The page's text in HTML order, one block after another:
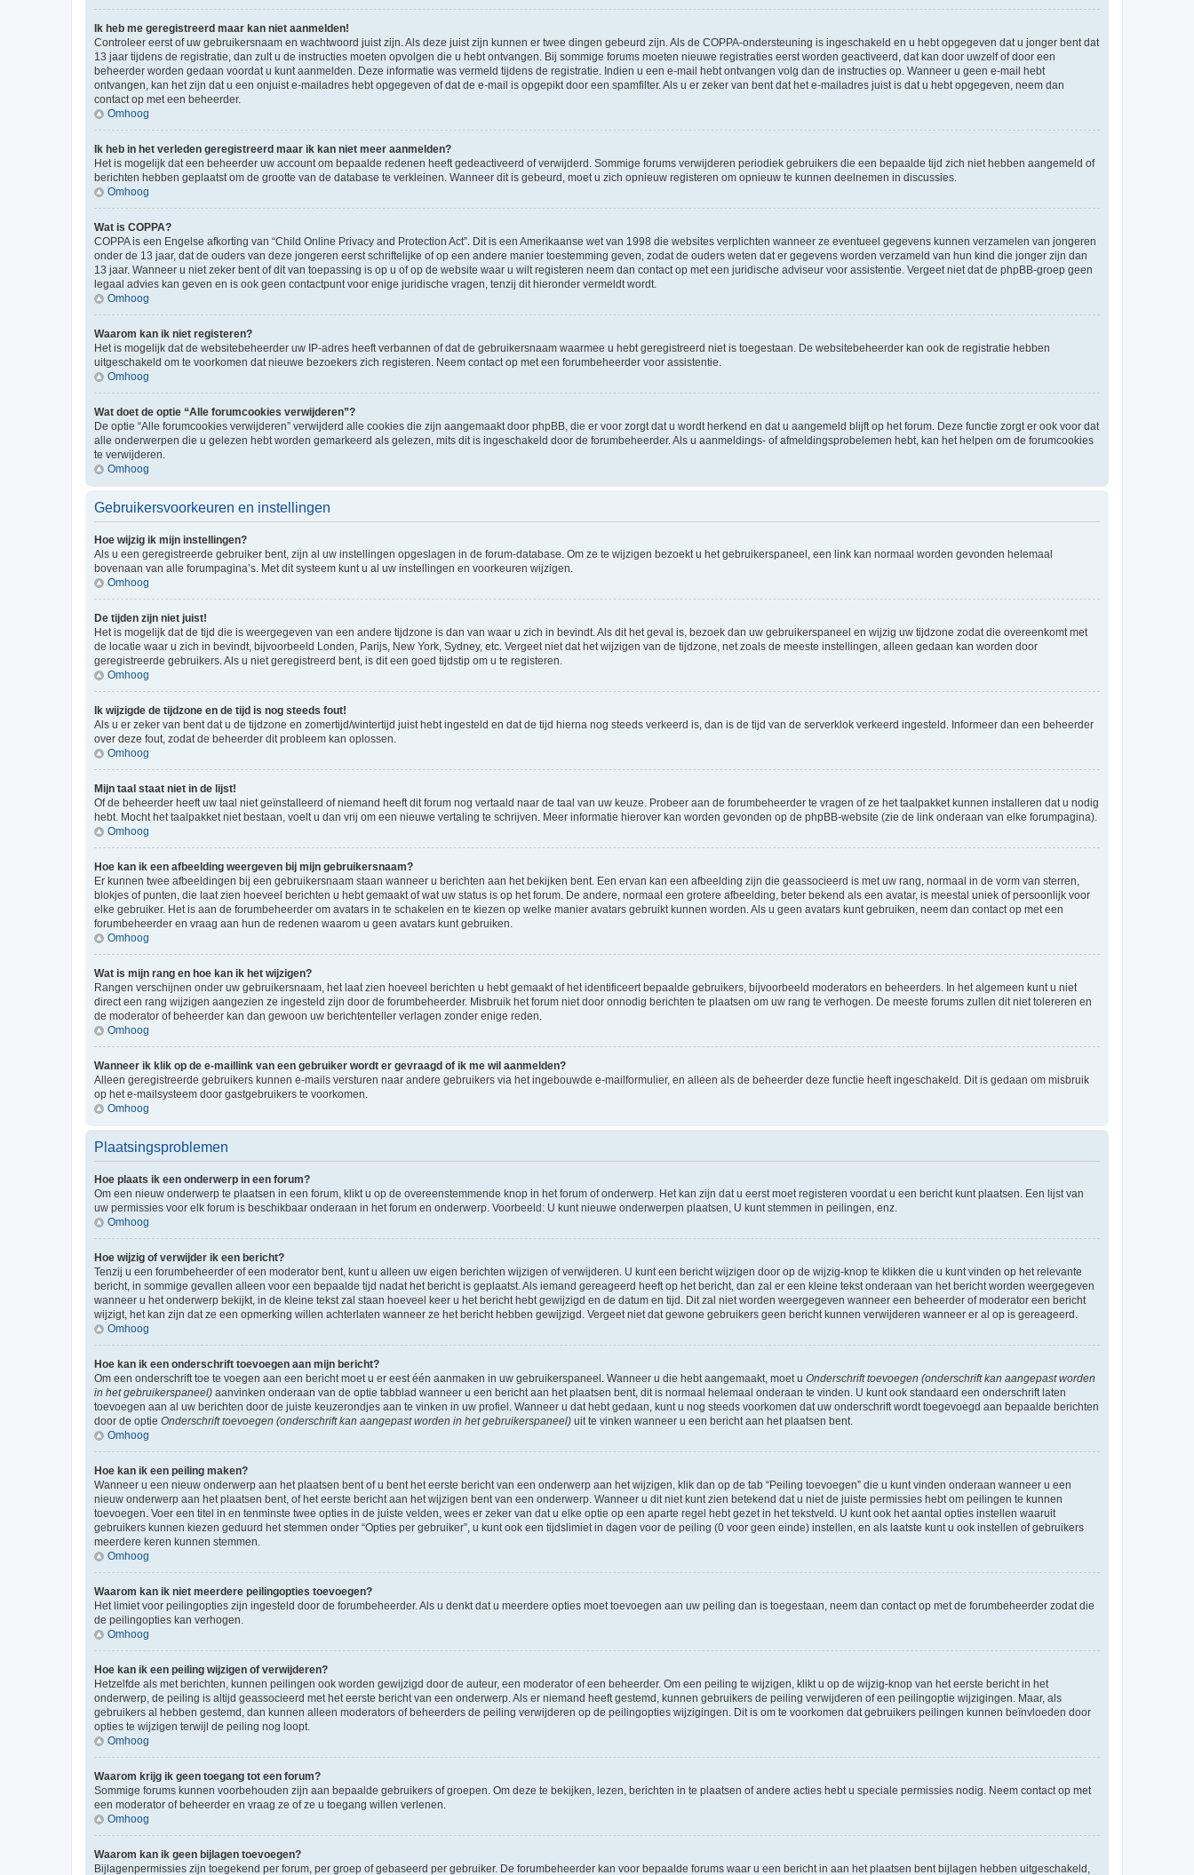
Ik heb me geregistreerd maar kan niet aanmelden!
Controleer eerst of uw gebruikersnaam en wachtwoord juist zijn. Als deze juist zijn kunnen er twee dingen gebeurd zijn. Als de COPPA-ondersteuning is ingeschakeld en u hebt opgegeven dat u jonger bent dat
13 jaar tijdens de registratie, dan zult u de instructies moeten opvolgen die u hebt ontvangen. Bij sommige forums moeten nieuwe registraties eerst worden geactiveerd, dat kan door uwzelf of door een
beheerder worden gedaan voordat u kunt aanmelden. Deze informatie was vermeld tijdens de registratie. Indien u een e-mail hebt ontvangen volg dan de instructies op. Wanneer u geen e-mail hebt
ontvangen, kan het zijn dat u een onjuist e-mailadres hebt opgegeven of dat de e-mail is opgepikt door een spamfilter. Als u er zeker van bent dat het e-mailadres juist is dat u hebt opgegeven, neem dan
contact op met een beheerder.
Omhoog
Ik heb in het verleden geregistreerd maar ik kan niet meer aanmelden?
Het is mogelijk dat een beheerder uw account om bepaalde redenen heeft gedeactiveerd of verwijderd. Sommige forums verwijderen periodiek gebruikers die een bepaalde tijd zich niet hebben aangemeld of
berichten hebben geplaatst om de grootte van de database te verkleinen. Wanneer dit is gebeurd, moet u zich opnieuw registeren om opnieuw te kunnen deelnemen in discussies.
Omhoog
Wat is COPPA?
COPPA is een Engelse afkorting van “Child Online Privacy and Protection Act”. Dit is een Amerikaanse wet van 1998 die websites verplichten wanneer ze eventueel gegevens kunnen verzamelen van jongeren
onder de 13 jaar, dat de ouders van deze jongeren eerst schriftelijke of op een andere manier toestemming geven, zodat de ouders weten dat er gegevens worden verzameld van hun kind die jonger zijn dan
13 jaar. Wanneer u niet zeker bent of dit van toepassing is op u of op de website waar u wilt registeren neem dan contact op met een juridische adviseur voor assistentie. Vergeet niet dat de phpBB-groep geen
legaal advies kan geven en is ook geen contactpunt voor enige juridische vragen, tenzij dit hieronder vermeldt wordt.
Omhoog
Waarom kan ik niet registeren?
Het is mogelijk dat de websitebeheerder uw IP-adres heeft verbannen of dat de gebruikersnaam waarmee u hebt geregistreerd niet is toegestaan. De websitebeheerder kan ook de registratie hebben
uitgeschakeld om te voorkomen dat nieuwe bezoekers zich registeren. Neem contact op met een forumbeheerder voor assistentie.
Omhoog
Wat doet de optie “Alle forumcookies verwijderen”?
De optie “Alle forumcookies verwijderen” verwijderd alle cookies die zijn aangemaakt door phpBB, die er voor zorgt dat u wordt herkend en dat u aangemeld blijft op het forum. Deze functie zorgt er ook voor dat
alle onderwerpen die u gelezen hebt worden gemarkeerd als gelezen, mits dit is ingeschakeld door de forumbeheerder. Als u aanmeldings- of afmeldingsprobelemen hebt, kan het helpen om de forumcookies
te verwijderen.
Omhoog
Gebruikersvoorkeuren en instellingen
Hoe wijzig ik mijn instellingen?
Als u een geregistreerde gebruiker bent, zijn al uw instellingen opgeslagen in de forum-database. Om ze te wijzigen bezoekt u het gebruikerspaneel, een link kan normaal worden gevonden helemaal
bovenaan van alle forumpagina’s. Met dit systeem kunt u al uw instellingen en voorkeuren wijzigen.
Omhoog
De tijden zijn niet juist!
Het is mogelijk dat de tijd die is weergegeven van een andere tijdzone is dan van waar u zich in bevindt. Als dit het geval is, bezoek dan uw gebruikerspaneel en wijzig uw tijdzone zodat die overeenkomt met
de locatie waar u zich in bevindt, bijvoorbeeld Londen, Parijs, New York, Sydney, etc. Vergeet niet dat het wijzigen van de tijdzone, net zoals de meeste instellingen, alleen gedaan kan worden door
geregistreerde gebruikers. Als u niet geregistreerd bent, is dit een goed tijdstip om u te registeren.
Omhoog
Ik wijzigde de tijdzone en de tijd is nog steeds fout!
Als u er zeker van bent dat u de tijdzone en zomertijd/wintertijd juist hebt ingesteld en dat de tijd hierna nog steeds verkeerd is, dan is de tijd van de serverklok verkeerd ingesteld. Informeer dan een beheerder
over deze fout, zodat de beheerder dit probleem kan oplossen.
Omhoog
Mijn taal staat niet in de lijst!
Of de beheerder heeft uw taal niet geïnstalleerd of niemand heeft dit forum nog vertaald naar de taal van uw keuze. Probeer aan de forumbeheerder te vragen of ze het taalpakket kunnen installeren dat u nodig
hebt. Mocht het taalpakket niet bestaan, voelt u dan vrij om een nieuwe vertaling te schrijven. Meer informatie hierover kan worden gevonden op de phpBB-website (zie de link onderaan van elke forumpagina).
Omhoog
Hoe kan ik een afbeelding weergeven bij mijn gebruikersnaam?
Er kunnen twee afbeeldingen bij een gebruikersnaam staan wanneer u berichten aan het bekijken bent. Een ervan kan een afbeelding zijn die geassocieerd is met uw rang, normaal in de vorm van sterren,
blokjes of punten, die laat zien hoeveel berichten u hebt gemaakt of wat uw status is op het forum. De andere, normaal een grotere afbeelding, beter bekend als een avatar, is meestal uniek of persoonlijk voor
elke gebruiker. Het is aan de forumbeheerder om avatars in te schakelen en te kiezen op welke manier avatars gebruikt kunnen worden. Als u geen avatars kunt gebruiken, neem dan contact op met een
forumbeheerder en vraag aan hun de redenen waarom u geen avatars kunt gebruiken.
Omhoog
Wat is mijn rang en hoe kan ik het wijzigen?
Rangen verschijnen onder uw gebruikersnaam, het laat zien hoeveel berichten u hebt gemaakt of het identificeert bepaalde gebruikers, bijvoorbeeld moderators en beheerders. In het algemeen kunt u niet
direct een rang wijzigen aangezien ze ingesteld zijn door de forumbeheerder. Misbruik het forum niet door onnodig berichten te plaatsen om uw rang te verhogen. De meeste forums zullen dit niet tolereren en
de moderator of beheerder kan dan gewoon uw berichtenteller verlagen zonder enige reden.
Omhoog
Wanneer ik klik op de e-maillink van een gebruiker wordt er gevraagd of ik me wil aanmelden?
Alleen geregistreerde gebruikers kunnen e-mails versturen naar andere gebruikers via het ingebouwde e-mailformulier, en alleen als de beheerder deze functie heeft ingeschakeld. Dit is gedaan om misbruik
op het e-mailsysteem door gastgebruikers te voorkomen.
Omhoog
Plaatsingsproblemen
Hoe plaats ik een onderwerp in een forum?
Om een nieuw onderwerp te plaatsen in een forum, klikt u op de overeenstemmende knop in het forum of onderwerp. Het kan zijn dat u eerst moet registeren voordat u een bericht kunt plaatsen. Een lijst van
uw permissies voor elk forum is beschikbaar onderaan in het forum en onderwerp. Voorbeeld: U kunt nieuwe onderwerpen plaatsen, U kunt stemmen in peilingen, enz.
Omhoog
Hoe wijzig of verwijder ik een bericht?
Tenzij u een forumbeheerder of een moderator bent, kunt u alleen uw eigen berichten wijzigen of verwijderen. U kunt een bericht wijzigen door op de wijzig-knop te klikken die u kunt vinden op het relevante
bericht, in sommige gevallen alleen voor een bepaalde tijd nadat het bericht is geplaatst. Als iemand gereageerd heeft op het bericht, dan zal er een kleine tekst onderaan van het bericht worden weergegeven
wanneer u het onderwerp bekijkt, in de kleine tekst zal staan hoeveel keer u het bericht hebt gewijzigd en de datum en tijd. Dit zal niet worden weergegeven wanneer een beheerder of moderator een bericht
wijzigt, het kan zijn dat ze een opmerking willen achterlaten wanneer ze het bericht hebben gewijzigd. Vergeet niet dat gewone gebruikers geen bericht kunnen verwijderen wanneer er al op is gereageerd.
Omhoog
Hoe kan ik een onderschrift toevoegen aan mijn bericht?
Om een onderschrift toe te voegen aan een bericht moet u er eest één aanmaken in uw gebruikerspaneel. Wanneer u die hebt aangemaakt, moet u Onderschrift toevoegen (onderschrift kan aangepast worden
in het gebruikerspaneel) aanvinken onderaan van de optie tabblad wanneer u een bericht aan het plaatsen bent, dit is normaal helemaal onderaan te vinden. U kunt ook standaard een onderschrift laten
toevoegen aan al uw berichten door de juiste keuzerondjes aan te vinken in uw profiel. Wanneer u dat hebt gedaan, kunt u nog steeds voorkomen dat uw onderschrift wordt toegevoegd aan bepaalde berichten
door de optie Onderschrift toevoegen (onderschrift kan aangepast worden in het gebruikerspaneel) uit te vinken wanneer u een bericht aan het plaatsen bent.
Omhoog
Hoe kan ik een peiling maken?
Wanneer u een nieuw onderwerp aan het plaatsen bent of u bent het eerste bericht van een onderwerp aan het wijzigen, klik dan op de tab “Peiling toevoegen” die u kunt vinden onderaan wanneer u een
nieuw onderwerp aan het plaatsen bent, of het eerste bericht aan het wijzigen bent van een onderwerp. Wanneer u dit niet kunt zien betekend dat u niet de juiste permissies hebt om peilingen te kunnen
toevoegen. Voer een titel in en tenminste twee opties in de juiste velden, wees er zeker van dat u elke optie op een aparte regel hebt gezet in het tekstveld. U kunt ook het aantal opties instellen waaruit
gebruikers kunnen kiezen geduurd het stemmen onder “Opties per gebruiker”, u kunt ook een tijdslimiet in dagen voor de peiling (0 voor geen einde) instellen, en als laatste kunt u ook instellen of gebruikers
meerdere keren kunnen stemmen.
Omhoog
Waarom kan ik niet meerdere peilingopties toevoegen?
Het limiet voor peilingopties zijn ingesteld door de forumbeheerder. Als u denkt dat u meerdere opties moet toevoegen aan uw peiling dan is toegestaan, neem dan contact op met de forumbeheerder zodat die
de peilingopties kan verhogen.
Omhoog
Hoe kan ik een peiling wijzigen of verwijderen?
Hetzelfde als met berichten, kunnen peilingen ook worden gewijzigd door de auteur, een moderator of een beheerder. Om een peiling te wijzigen, klikt u op de wijzig-knop van het eerste bericht in het
onderwerp, de peiling is altijd geassocieerd met het eerste bericht van een onderwerp. Als er niemand heeft gestemd, kunnen gebruikers de peiling verwijderen of een peilingoptie wijzigingen. Maar, als
gebruikers al hebben gestemd, dan kunnen alleen moderators of beheerders de peiling verwijderen op de peilingopties wijzigingen. Dit is om te voorkomen dat gebruikers peilingen kunnen beïnvloeden door
opties te wijzigen terwijl de peiling nog loopt.
Omhoog
Waarom krijg ik geen toegang tot een forum?
Sommige forums kunnen voorbehouden zijn aan bepaalde gebruikers of groepen. Om deze te bekijken, lezen, berichten in te plaatsen of andere acties hebt u speciale permissies nodig. Neem contact op met
een moderator of beheerder en vraag ze of ze u toegang willen verlenen.
Omhoog
Waarom kan ik geen bijlagen toevoegen?
Bijlagenpermissies zijn toegekend per forum, per groep of gebaseerd per gebruiker. De forumbeheerder kan voor bepaalde forums waar u een bericht in aan het plaatsen bent bijlagen hebben uitgeschakeld,